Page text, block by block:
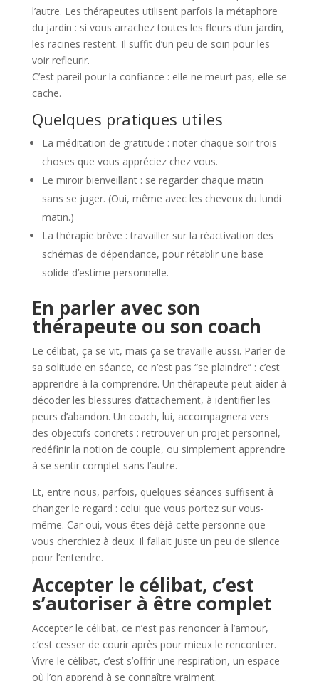
l’autre. Les thérapeutes utilisent parfois la métaphore
du jardin : si vous arrachez toutes les fleurs d’un jardin,
les racines restent. Il suffit d’un peu de soin pour les
voir refleurir.
C’est pareil pour la confiance : elle ne meurt pas, elle se
cache.
Quelques pratiques utiles
La méditation de gratitude : noter chaque soir trois
choses que vous appréciez chez vous.
Le miroir bienveillant : se regarder chaque matin
sans se juger. (Oui, même avec les cheveux du lundi
matin.)
La thérapie brève : travailler sur la réactivation des
schémas de dépendance, pour rétablir une base
solide d’estime personnelle.
En parler avec son
thérapeute ou son coach
Le célibat, ça se vit, mais ça se travaille aussi. Parler de
sa solitude en séance, ce n’est pas “se plaindre” : c’est
apprendre à la comprendre. Un thérapeute peut aider à
décoder les blessures d’attachement, à identifier les
peurs d’abandon. Un coach, lui, accompagnera vers
des objectifs concrets : retrouver un projet personnel,
redéfinir la notion de couple, ou simplement apprendre
à se sentir complet sans l’autre.
Et, entre nous, parfois, quelques séances suffisent à
changer le regard : celui que vous portez sur vous-
même. Car oui, vous êtes déjà cette personne que
vous cherchiez à deux. Il fallait juste un peu de silence
pour l’entendre.
Accepter le célibat, c’est
s’autoriser à être complet
Accepter le célibat, ce n’est pas renoncer à l’amour,
c’est cesser de courir après pour mieux le rencontrer.
Vivre le célibat, c’est s’offrir une respiration, un espace
où l’on apprend à se connaître vraiment.